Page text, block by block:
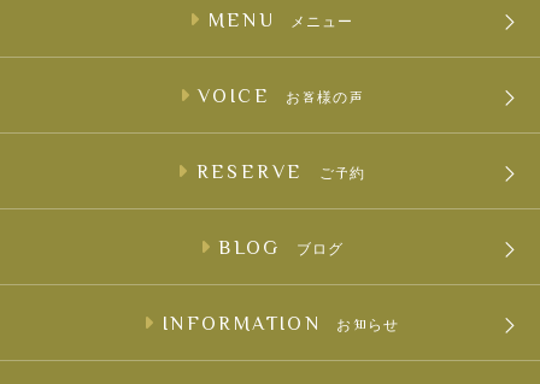
MENU メニュー
VOICE お客様の声
RESERVE ご予約
BLOG ブログ
INFORMATION お知らせ